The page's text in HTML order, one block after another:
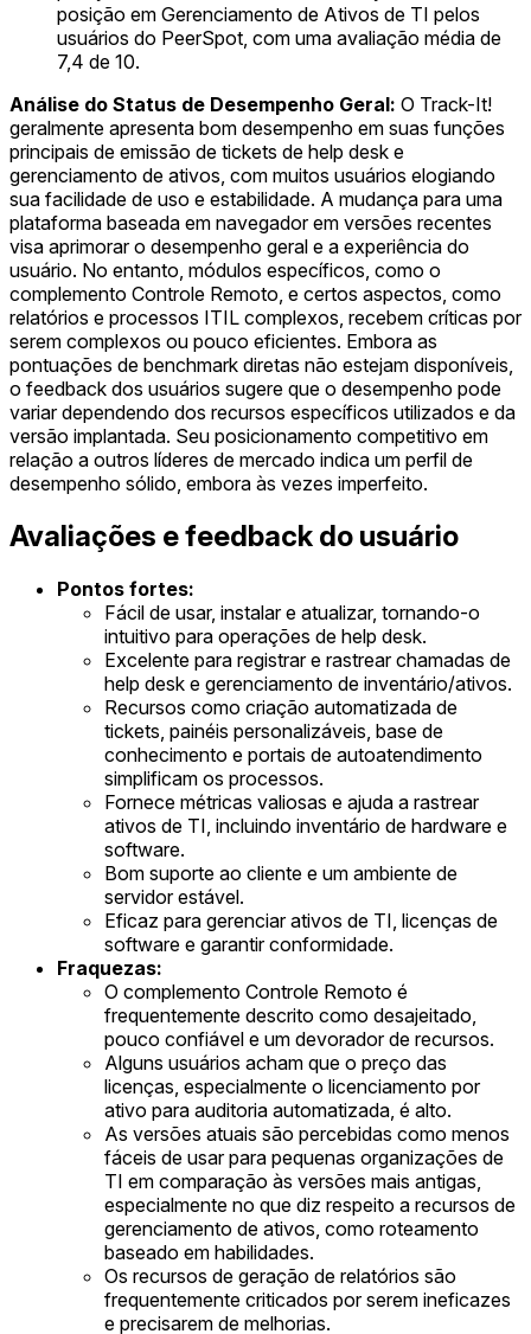
posição em Gerenciamento de Ativos de TI pelos
usuários do PeerSpot, com uma avaliação média de
7,4 de 10.
Análise do Status de Desempenho Geral: O Track-It!
geralmente apresenta bom desempenho em suas funções
principais de emissão de tickets de help desk e
gerenciamento de ativos, com muitos usuários elogiando
sua facilidade de uso e estabilidade. A mudança para uma
plataforma baseada em navegador em versões recentes
visa aprimorar o desempenho geral e a experiência do
usuário. No entanto, módulos específicos, como o
complemento Controle Remoto, e certos aspectos, como
relatórios e processos ITIL complexos, recebem críticas por
serem complexos ou pouco eficientes. Embora as
pontuações de benchmark diretas não estejam disponíveis,
o feedback dos usuários sugere que o desempenho pode
variar dependendo dos recursos específicos utilizados e da
versão implantada. Seu posicionamento competitivo em
relação a outros líderes de mercado indica um perfil de
desempenho sólido, embora às vezes imperfeito.
Avaliações e feedback do usuário
Pontos fortes:
Fácil de usar, instalar e atualizar, tornando-o
intuitivo para operações de help desk.
Excelente para registrar e rastrear chamadas de
help desk e gerenciamento de inventário/ativos.
Recursos como criação automatizada de
tickets, painéis personalizáveis, base de
conhecimento e portais de autoatendimento
simplificam os processos.
Fornece métricas valiosas e ajuda a rastrear
ativos de TI, incluindo inventário de hardware e
software.
Bom suporte ao cliente e um ambiente de
servidor estável.
Eficaz para gerenciar ativos de TI, licenças de
software e garantir conformidade.
Fraquezas:
O complemento Controle Remoto é
frequentemente descrito como desajeitado,
pouco confiável e um devorador de recursos.
Alguns usuários acham que o preço das
licenças, especialmente o licenciamento por
ativo para auditoria automatizada, é alto.
As versões atuais são percebidas como menos
fáceis de usar para pequenas organizações de
TI em comparação às versões mais antigas,
especialmente no que diz respeito a recursos de
gerenciamento de ativos, como roteamento
baseado em habilidades.
Os recursos de geração de relatórios são
frequentemente criticados por serem ineficazes
e precisarem de melhorias.